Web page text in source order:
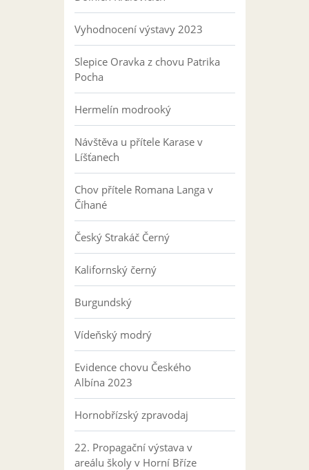
Vyhodnocení výstavy 2023
Slepice Oravka z chovu Patrika
Pocha
Hermelín modrooký
Návštěva u přítele Karase v
Líšťanech
Chov přítele Romana Langa v
Číhané
Český Strakáč Černý
Kalifornský černý
Burgundský
Vídeňský modrý
Evidence chovu Českého
Albína 2023
Hornobřízský zpravodaj
22. Propagační výstava v
areálu školy v Horní Bříze